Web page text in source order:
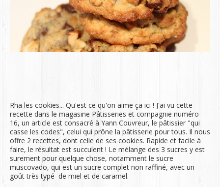
Rha les cookies... Qu'est ce qu'on aime ça ici ! J'ai vu cette
recette dans le magasine Pâtisseries et compagnie numéro
16, un article est consacré à Yann Couvreur, le pâtissier "qui
casse les codes", celui qui prône la pâtisserie pour tous. Il nous
offre 2 recettes, dont celle de ses cookies. Rapide et facile à
faire, le résultat est succulent ! Le mélange des 3 sucres y est
surement pour quelque chose, notamment le sucre
muscovado, qui est un sucre complet non raffiné, avec un
goût très typé de miel et de caramel.